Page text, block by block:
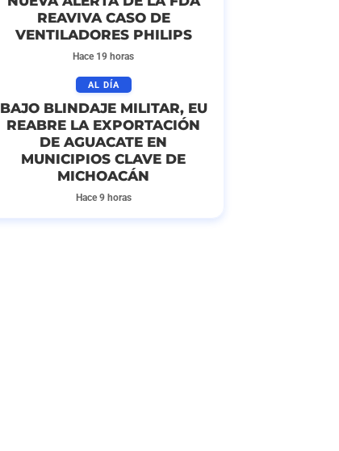
REAVIVA CASO DE
VENTILADORES PHILIPS
Hace 19 horas
AL DÍA
BAJO BLINDAJE MILITAR, EU
REABRE LA EXPORTACIÓN
DE AGUACATE EN
MUNICIPIOS CLAVE DE
MICHOACÁN
Hace 9 horas